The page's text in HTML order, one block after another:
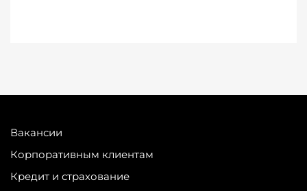
Вакансии
Корпоративным клиентам
Кредит и страхование